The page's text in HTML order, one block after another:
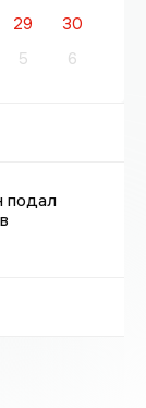
29
30
5 6
подал